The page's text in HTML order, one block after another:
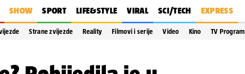
SHOW SPORT LIFE&STYLE VIRAL SCI/TECH EXPRESS
Strane zvijezde Reality Filmovi i serije Video Kino TV Program